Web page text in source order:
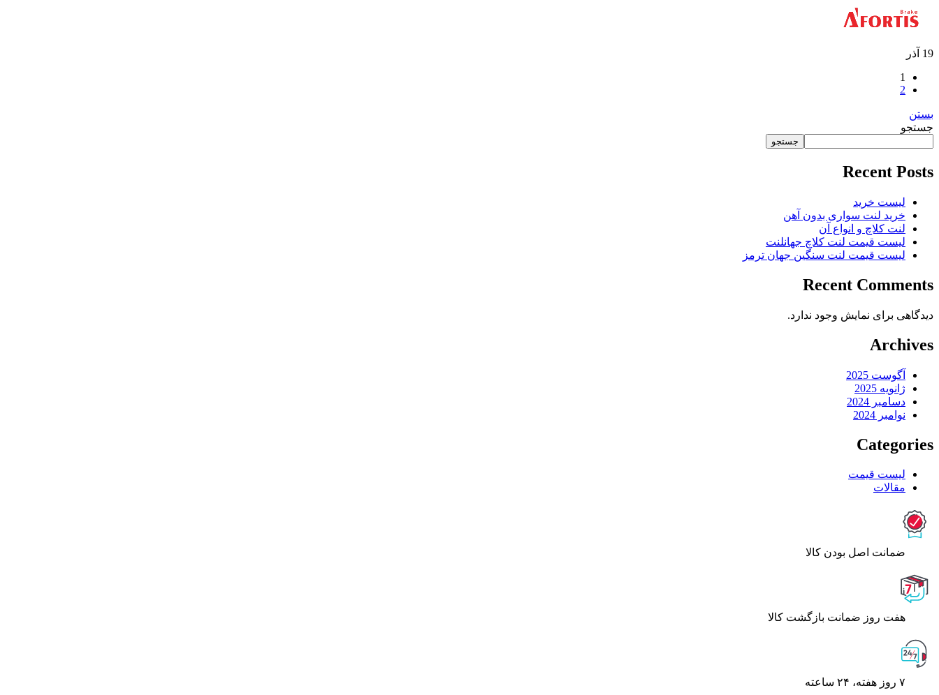
19 آذر
1
2
بستن
جستجو
جستجو
Recent Posts
لیست خرید
خرید لنت سواری بدون آهن
لنت کلاچ و انواع آن
لیست قیمت لنت کلاچ جهانلنت
لیست قیمت لنت سنگین جهان ترمز
Recent Comments
دیدگاهی برای نمایش وجود ندارد.
Archives
آگوست 2025
ژانویه 2025
دسامبر 2024
نوامبر 2024
Categories
لیست قیمت
مقالات
ﺿﻤﺎﻧﺖ اﺻﻞ ﺑﻮدن ﮐﺎﻟﺎ
هفت روز ضمانت بازگشت کالا
۷ روز ﻫﻔﺘﻪ، ۲۴ ﺳﺎﻋﺘﻪ